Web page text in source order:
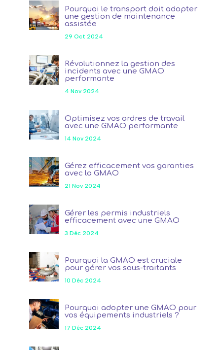
Pourquoi le transport doit adopter
une gestion de maintenance
assistée
29 Oct 2024
Révolutionnez la gestion des
incidents avec une GMAO
performante
4 Nov 2024
Optimisez vos ordres de travail
avec une GMAO performante
14 Nov 2024
Gérez efficacement vos garanties
avec la GMAO
21 Nov 2024
Gérer les permis industriels
efficacement avec une GMAO
3 Déc 2024
Pourquoi la GMAO est cruciale
pour gérer vos sous-traitants
10 Déc 2024
Pourquoi adopter une GMAO pour
vos équipements industriels ?
17 Déc 2024